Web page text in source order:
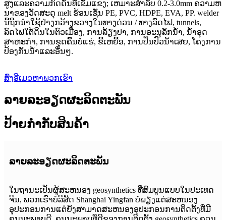
ສູງແລະຄວາມກົດດັນທີ່ເຂັ້ມແຂງ; ເຫມາະສໍາລັບ 0.2-3.0mm ຄວາມຫ
ນາຂອງວັດສະດຸ melt ຮ້ອນເຊັ່ນ PE, PVC, HDPE, EVA, PP. welder
ນີ້ຖືກນໍາໃຊ້ຢ່າງກວ້າງຂວາງໃນທາງດ່ວນ / ທາງລົດໄຟ, tunnels,
ລົດໄຟໃຕ້ດິນໃນຕົວເມືອງ, ການລ້ຽງປາ, ການອະນຸລັກນ້ໍາ, ນ້ໍາອຸດ
ສາຫະກໍາ, ການຂຸດຄົ້ນບໍ່ແຮ່, ຂີ້ເຫຍື້ອ, ການປິ່ນປົວນ້ໍາເສຍ, ໂຄງການ
ປ້ອງກັນນ້ໍາແລະອື່ນໆ.
ສົ່ງອີເມວຫາພວກເຮົາ
ລາຍລະອຽດຜະລິດຕະພັນ
ປ້າຍກຳກັບສິນຄ້າ
ລາຍ​ລະ​ອຽດ​ຜະ​ລິດ​ຕະ​ພັນ
ໃນຖານະເປັນຜູ້ສະຫນອງ geosynthetics ທີ່ສົມບູນແບບໃນປະເທດ
ຈີນ, ພວກເຮົາບໍລິສັດ Shanghai Yingfan ບໍ່ພຽງແຕ່ສະຫນອງ
ອຸປະກອນການແຕ່ຍັງສາມາດສະຫນອງອຸປະກອນການຕິດຕັ້ງທີ່ມີ